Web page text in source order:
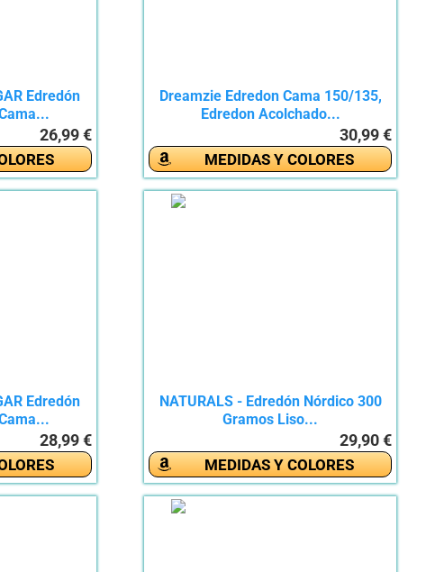
Edredón
26,99 €
Dreamzie Edredon Cama 150/135,
Edredon Acolchado...
30,99 €
MEDIDAS Y COLORES
Edredón
28,99 €
NATURALS - Edredón Nórdico 300
Gramos Liso...
29,90 €
MEDIDAS Y COLORES